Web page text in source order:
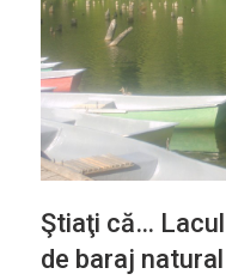
Ştiaţi că…
de baraj